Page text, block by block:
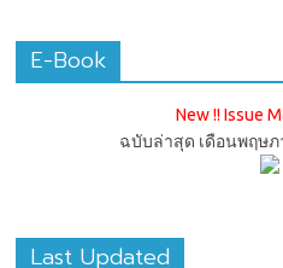
E-Book
New !! Issue
ฉบับล่าสุด เดือนพฤษ
Last Updated